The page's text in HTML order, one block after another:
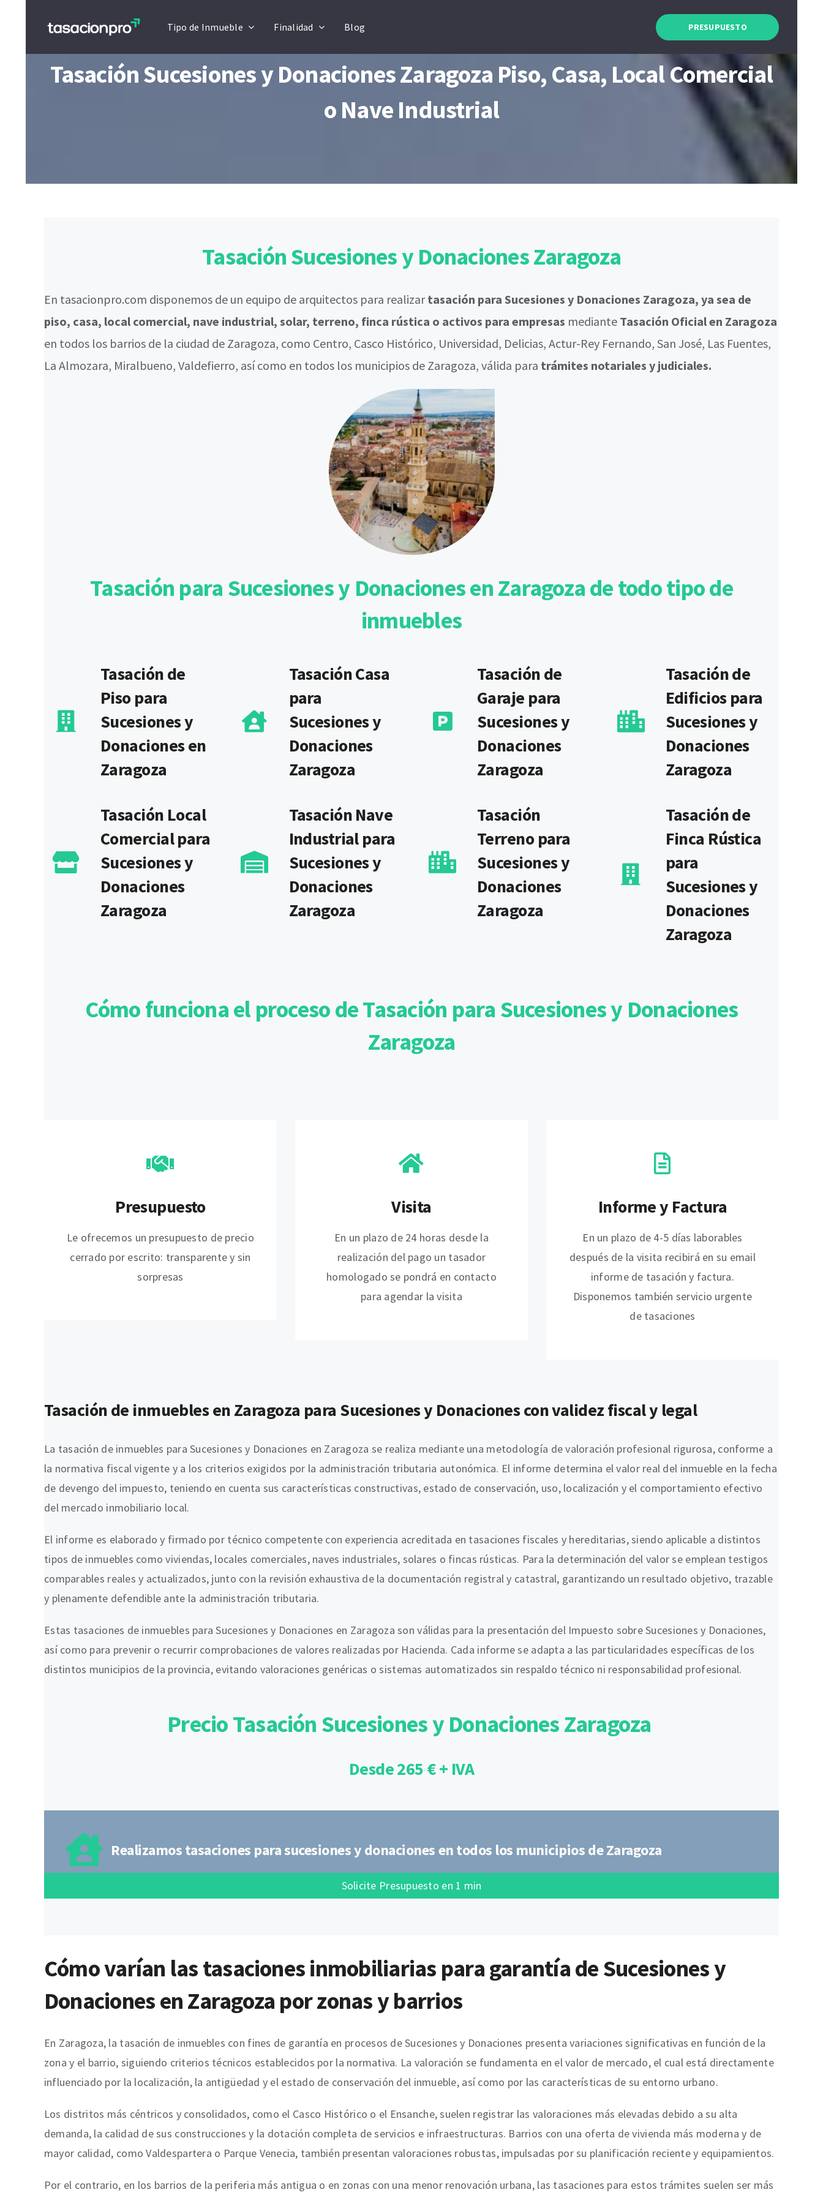
Tipo de Inmueble Finalidad Blog PRESUPUESTO
Tasación Sucesiones y Donaciones Zaragoza Piso, Casa, Local Comercial
o Nave Industrial
Tasación Sucesiones y Donaciones Zaragoza
En tasacionpro.com disponemos de un equipo de arquitectos para realizartasación para Sucesiones y Donaciones Zaragoza, ya sea de
piso, casa, local comercial, nave industrial, solar, terreno, finca rústica o activos para empresas mediante Tasación Oficial en Zaragoza
en todos los barrios de la ciudad de Zaragoza, como Centro, Casco Histórico, Universidad, Delicias, Actur-Rey Fernando, San José, Las Fuentes,
La Almozara, Miralbueno, Valdefierro, así como en todos los municipios de Zaragoza, válida para trámites notariales y judiciales.
Tasación para Sucesiones y Donaciones en Zaragoza de todo tipo de
inmuebles
Tasación de
Piso para
Sucesiones y
Donaciones en
Zaragoza
Tasación Casa
para
Sucesiones y
Donaciones
Zaragoza
Tasación de
Garaje para
Sucesiones y
Donaciones
Zaragoza
Tasación de
Edificios para
Sucesiones y
Donaciones
Zaragoza
Tasación Local
Comercial para
Sucesiones y
Donaciones
Zaragoza
Tasación Nave
Industrial para
Sucesiones y
Donaciones
Zaragoza
Tasación
Terreno para
Sucesiones y
Donaciones
Zaragoza
Tasación de
Finca Rústica
para
Sucesiones y
Donaciones
Zaragoza
Cómo funciona el proceso de Tasación para Sucesiones y Donaciones
Zaragoza
Presupuesto
Le ofrecemos un presupuesto de precio
cerrado por escrito: transparente y sin
sorpresas
Visita
En un plazo de 24 horas desde la
realización del pago un tasador
homologado se pondrá en contacto
para agendar la visita
Informe y Factura
En un plazo de 4-5 días laborables
después de la visita recibirá en su email
informe de tasación y factura.
Disponemos también servicio urgente
de tasaciones
Tasación de inmuebles en Zaragoza para Sucesiones y Donaciones con validez fiscal y legal
La tasación de inmuebles para Sucesiones y Donaciones en Zaragoza se realiza mediante una metodología de valoración profesional rigurosa, conforme a
la normativa fiscal vigente y a los criterios exigidos por la administración tributaria autonómica. El informe determina el valor real del inmueble en la fecha
de devengo del impuesto, teniendo en cuenta sus características constructivas, estado de conservación, uso, localización y el comportamiento efectivo
del mercado inmobiliario local.
El informe es elaborado y firmado por técnico competente con experiencia acreditada en tasaciones fiscales y hereditarias, siendo aplicable a distintos
tipos de inmuebles como viviendas, locales comerciales, naves industriales, solares o fincas rústicas. Para la determinación del valor se emplean testigos
comparables reales y actualizados, junto con la revisión exhaustiva de la documentación registral y catastral, garantizando un resultado objetivo, trazable
y plenamente defendible ante la administración tributaria.
Estas tasaciones de inmuebles para Sucesiones y Donaciones en Zaragoza son válidas para la presentación del Impuesto sobre Sucesiones y Donaciones,
así como para prevenir o recurrir comprobaciones de valores realizadas por Hacienda. Cada informe se adapta a las particularidades específicas de los
distintos municipios de la provincia, evitando valoraciones genéricas o sistemas automatizados sin respaldo técnico ni responsabilidad profesional.
Precio Tasación Sucesiones y Donaciones Zaragoza
Desde 265 € + IVA
Realizamos tasaciones para sucesiones y donaciones en todos los municipios de Zaragoza
Solicite Presupuesto en 1 min
Cómo varían las tasaciones inmobiliarias para garantía de Sucesiones y
Donaciones en Zaragoza por zonas y barrios
En Zaragoza, la tasación de inmuebles con fines de garantía en procesos de Sucesiones y Donaciones presenta variaciones significativas en función de la
zona y el barrio, siguiendo criterios técnicos establecidos por la normativa. La valoración se fundamenta en el valor de mercado, el cual está directamente
influenciado por la localización, la antigüedad y el estado de conservación del inmueble, así como por las características de su entorno urbano.
Los distritos más céntricos y consolidados, como el Casco Histórico o el Ensanche, suelen registrar las valoraciones más elevadas debido a su alta
demanda, la calidad de sus construcciones y la dotación completa de servicios e infraestructuras. Barrios con una oferta de vivienda más moderna y de
mayor calidad, como Valdespartera o Parque Venecia, también presentan valoraciones robustas, impulsadas por su planificación reciente y equipamientos.
Por el contrario, en los barrios de la periferia más antigua o en zonas con una menor renovación urbana, las tasaciones para estos trámites suelen ser más